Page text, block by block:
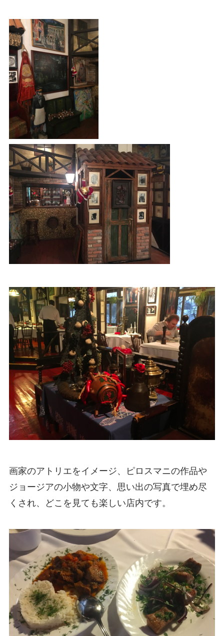
画家のアトリエをイメージ、ピロスマニの作品や
ジョージアの小物や文字、思い出の写真で埋め尽
くされ、どこを見ても楽しい店内です。